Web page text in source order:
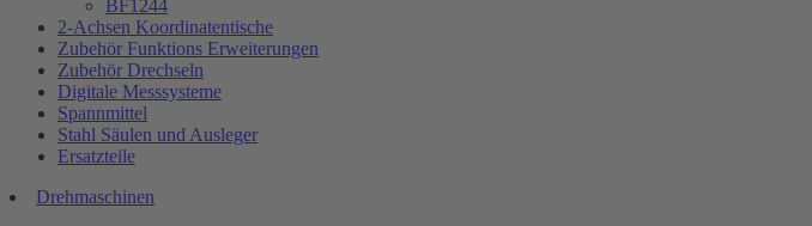
BF1244
2-Achsen Koordinatentische
Zubehör Funktions Erweiterungen
Zubehör Drechseln
Digitale Messsysteme
Spannmittel
Stahl Säulen und Ausleger
Ersatzteile
Drehmaschinen